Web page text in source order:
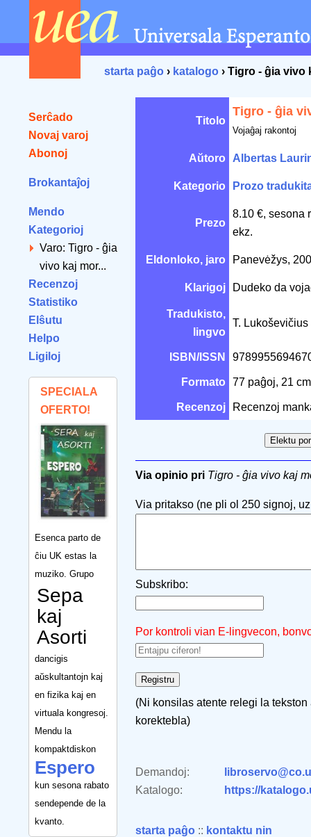
starta paĝo › katalogo › Tigro - ĝia vivo
Serĉado
Novaj varoj
Abonoj
Brokantaĵoj
Mendo
Kategorioj
Varo: Tigro - ĝia
vivo kaj mor...
Recenzoj
Statistiko
Elŝutu
Helpo
Ligiloj
SPECIALA
OFERTO!
Esenca parto de
ĉiu UK estas la
muziko. Grupo
Sepa
kaj
Asorti
dancigis
aŭskultantojn kaj
en fizika kaj en
virtuala kongresoj.
Mendu la
kompaktdiskon
Espero
kun sesona rabato
sendepende de la
kvanto.
Titolo
Tigro - ĝia
Vojaĝaj rakontoj
Aŭtoro Albertas
Kategorio Prozo
Prezo
8.10 €, sesona
ekz.
Eldonloko, jaro Panevėžys,
Klarigoj Dudeko da
Tradukisto,
lingvo
T. Lukoševičius
ISBN/ISSN
Formato 77 paĝoj, 21
Recenzoj Recenzoj
Via opinio pri Tigro - ĝia vivo kaj
Via pritakso (ne pli ol 250 signoj,
Subskribo:
Por kontroli vian E-lingvecon,
(Ni konsilas atente relegi la
korektebla)
Demandoj:
Katalogo:
https://
starta paĝo :: kontaktu nin